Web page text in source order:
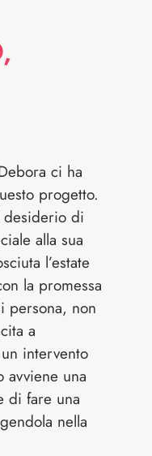
ci ha
progetto.
desiderio di
alla sua
l’estate
la promessa
persona, non
a
intervento
avviene una
di fare una
nella